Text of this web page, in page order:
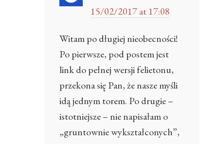
15/02/2017 at 17:08
Witam po długiej nieobecności!
Po pierwsze, pod postem jest
link do pełnej wersji felietonu,
przekona się Pan, że nasze myśli
idą jednym torem. Po drugie –
istotniejsze – nie napisałam o
„gruntownie wykształconych”,